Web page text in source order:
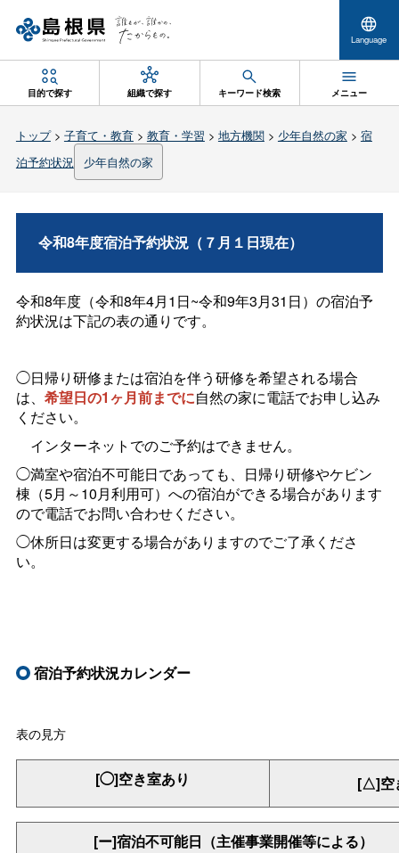
Language
目的で探す 組織で探す キーワード検索 メニュー
トップ> 子育て・教育> 教育・学習 > 地方機関> 少年自然の家 > 宿
泊予約状況
少年自然の家
令和8年度宿泊予約状況（７月１日現在）
令和8年度（令和8年4月1日~令和9年3月31日）の宿泊予
約状況は下記の表の通りです。
◯日帰り研修または宿泊を伴う研修を希望される場合
は、 希望日の1ヶ月前までに自然の家に電話でお申し込み
ください。
インターネットでのご予約はできません。
◯満室や宿泊不可能日であっても、日帰り研修やケビン
棟（5月～10月利用可）への宿泊ができる場合があります
ので電話でお問い合わせください。
◯休所日は変更する場合がありますのでご了承くださ
い。
宿泊予約状況カレンダー
表の見方
[◯]空き室あり [△]空
[ー]宿泊不可能日（主催事業開催等による）